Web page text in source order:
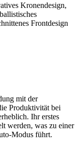
Kronendesign,
Frontdesign
mit der
Produktivität bei
Ihr erstes
werden, was zu einer
Modus führt.